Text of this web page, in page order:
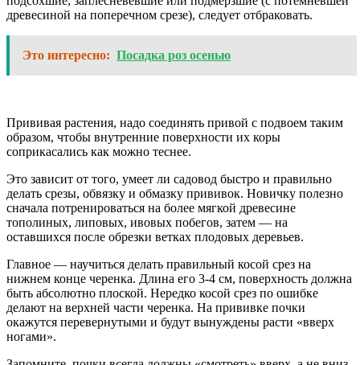
древесиной на поперечном срезе), следует отбраковать.
Это интересно: Посадка роз осенью
Прививая растения, надо соединять привой с подвоем таким
образом, чтобы внутренние поверхности их коры
соприкасались как можно теснее.
Это зависит от того, умеет ли садовод быстро и правильно
делать срезы, обвязку и обмазку прививок. Новичку полезно
сначала потренироваться на более мягкой древесине
тополиных, липовых, ивовых побегов, затем — на
оставшихся после обрезки ветках плодовых деревьев.
Главное — научиться делать правильный косой срез на
нижнем конце черенка. Длина его 3-4 см, поверхность должна
быть абсолютно плоской. Нередко косой срез по ошибке
делают на верхней части черенка. На прививке почки
окажутся перевернутыми и будут вынуждены расти «вверх
ногами».